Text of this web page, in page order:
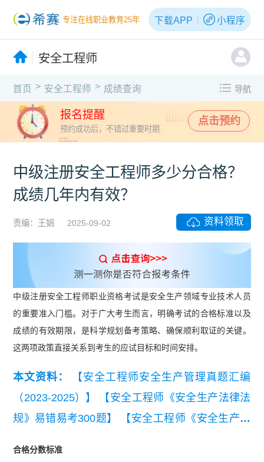
专注在线职业教育25年 下载APP 小程序
安全工程师
首页 > 安全工程师 > 成绩查询 导航
报名提醒
预约成功后，不错过重要时期
点击预约
中级注册安全工程师多少分合格？
成绩几年内有效？
责编：王娟 2025-09-02 资料领取
中级注册安全工程师职业资格考试是安全生产领域专业技术人员
的重要准入门槛。对于广大考生而言，明确考试的合格标准以及
成绩的有效期限，是科学规划备考策略、确保顺利取证的关键。
这两项政策直接关系到考生的应试目标和时间安排。
本文资料：
【安全工程师安全生产管理真题汇编
（2023-2025）】
【安全工程师《安全生产法律法
规》易错易考300题】
【安全工程师《安全生产管
合格分数标准